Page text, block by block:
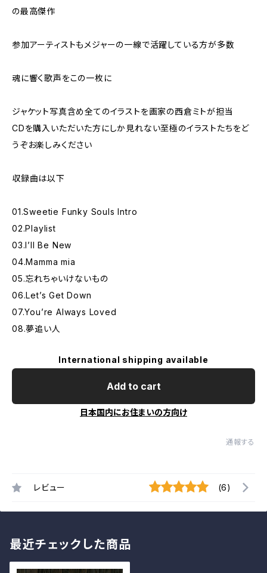
の最高傑作
参加アーティストもメジャーの一線で活躍している方が多数
魂に響く歌声をこの一枚に
ジャケット写真含め全てのイラストを画家の西倉ミトが担当
CDを購入いただいた方にしか見れない至極のイラストたちをど
うぞお楽しみください
収録曲は以下
01.Sweetie Funky Souls Intro
02.Playlist
03.I’ll Be New
04.Mamma mia
05.忘れちゃいけないもの
06.Let’s Get Down
07.You’re Always Loved
08.夢追い人
International shipping available
Add to cart
日本国内にお住まいの方向け
通報する
レビュー (6)
最近チェックした商品